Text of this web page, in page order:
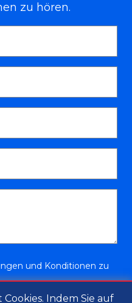
zu hören.
und Konditionen zu
Indem Sie auf